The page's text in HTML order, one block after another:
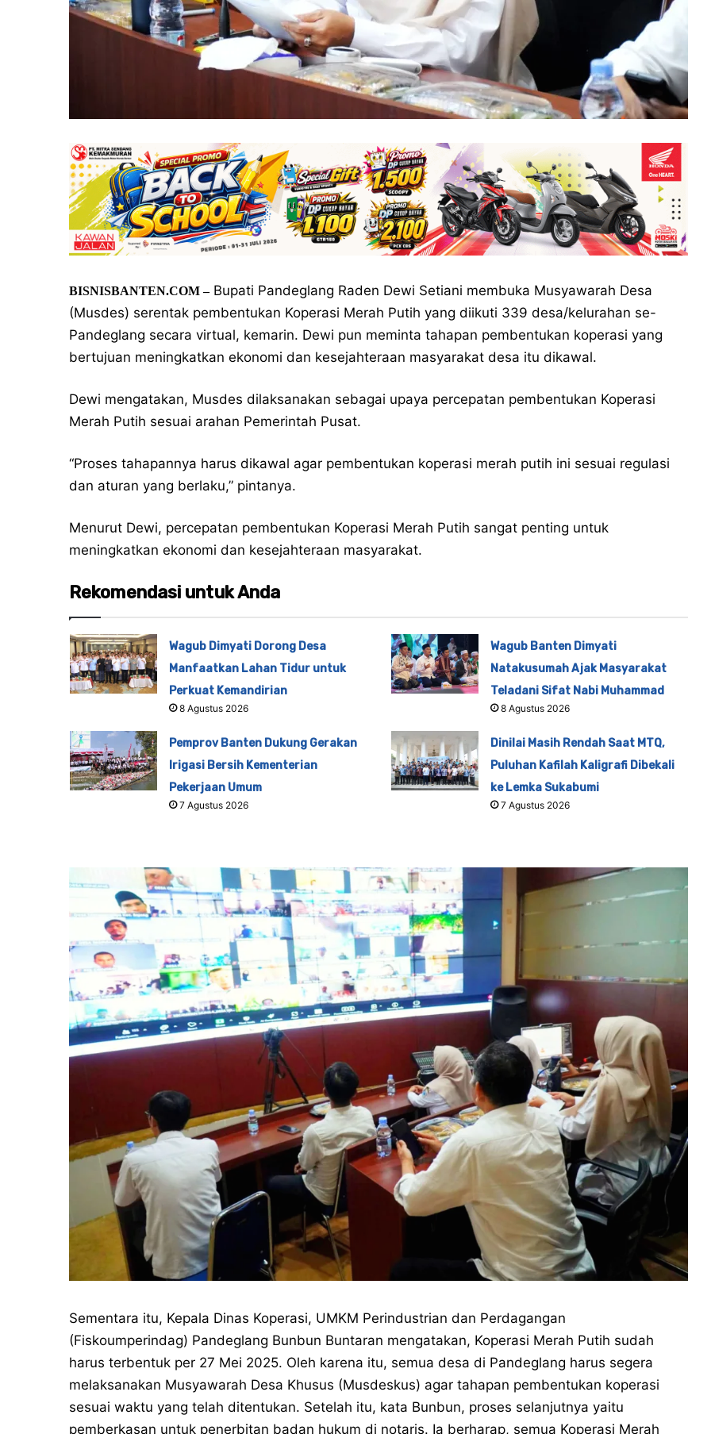
BISNISBANTEN.COM –Bupati Pandeglang Raden Dewi Setiani membuka Musyawarah Desa
(Musdes) serentak pembentukan Koperasi Merah Putih yang diikuti 339 desa/kelurahan se-
Pandeglang secara virtual, kemarin. Dewi pun meminta tahapan pembentukan koperasi yang
bertujuan meningkatkan ekonomi dan kesejahteraan masyarakat desa itu dikawal.
Dewi mengatakan, Musdes dilaksanakan sebagai upaya percepatan pembentukan Koperasi
Merah Putih sesuai arahan Pemerintah Pusat.
“Proses tahapannya harus dikawal agar pembentukan koperasi merah putih ini sesuai regulasi
dan aturan yang berlaku,” pintanya.
Menurut Dewi, percepatan pembentukan Koperasi Merah Putih sangat penting untuk
meningkatkan ekonomi dan kesejahteraan masyarakat.
Rekomendasi untuk Anda
Wagub Dimyati Dorong Desa
Manfaatkan Lahan Tidur untuk
Perkuat Kemandirian
8 Agustus 2026
Wagub Banten Dimyati
Natakusumah Ajak Masyarakat
Teladani Sifat Nabi Muhammad
8 Agustus 2026
Pemprov Banten Dukung Gerakan
Irigasi Bersih Kementerian
Pekerjaan Umum
7 Agustus 2026
Dinilai Masih Rendah Saat MTQ,
Puluhan Kafilah Kaligrafi Dibekali
ke Lemka Sukabumi
7 Agustus 2026
Sementara itu, Kepala Dinas Koperasi, UMKM Perindustrian dan Perdagangan
(Fiskoumperindag) Pandeglang Bunbun Buntaran mengatakan, Koperasi Merah Putih sudah
harus terbentuk per 27 Mei 2025. Oleh karena itu, semua desa di Pandeglang harus segera
melaksanakan Musyawarah Desa Khusus (Musdeskus) agar tahapan pembentukan koperasi
sesuai waktu yang telah ditentukan. Setelah itu, kata Bunbun, proses selanjutnya yaitu
pemberkasan untuk penerbitan badan hukum di notaris. Ia berharap, semua Koperasi Merah